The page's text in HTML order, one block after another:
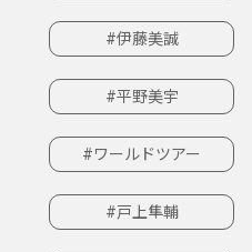
#伊藤美誠
#平野美宇
#ワールドツアー
#戸上隼輔